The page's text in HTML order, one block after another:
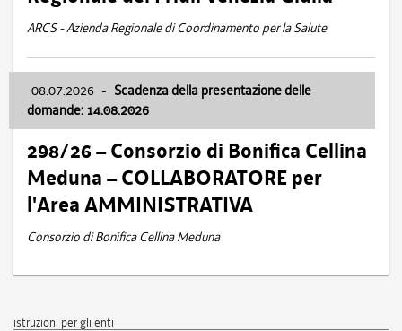
ARCS - Azienda Regionale di Coordinamento per la Salute
08.07.2026 - Scadenza della presentazione delle
domande: 14.08.2026
298/26 – Consorzio di Bonifica Cellina
Meduna – COLLABORATORE per
l'Area AMMINISTRATIVA
Consorzio di Bonifica Cellina Meduna
istruzioni per gli enti